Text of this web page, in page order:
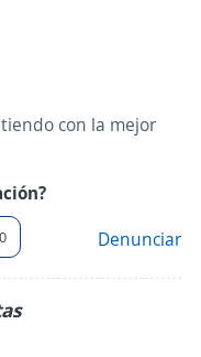
con la mejor
0 Denunciar